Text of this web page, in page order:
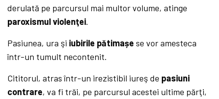
derulată pe parcursul mai multor volume, atinge
paroxismul violenţei.
Pasiunea, ura şi iubirile pătimașe se vor amesteca
într-un tumult necontenit.
Cititorul, atras într-un irezistibil iureş de pasiuni
contrare, va fi trăi, pe parcursul acestei ultime părţi,